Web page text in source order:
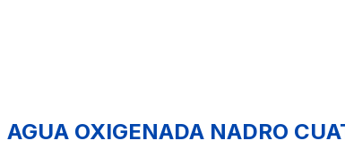
AGUA OXIGENADA NADRO